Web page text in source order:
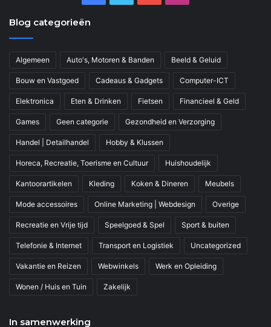
Blog categorieën
Algemeen Auto's, Motoren & Banden Beeld & Geluid
Bouw en Vastgoed Cadeaus & Gadgets Computer-ICT
Elektronica Eten & Drinken Fietsen Financieel & Geld
Games Geen categorie Gezondheid en Verzorging
Handel | Detailhandel Hobby & Klussen
Horeca, Recreatie, Toerisme en Cultuur Huishoudelijk
Kantoorartikelen Kleding Koken & Dineren Meubels
Mode accessoires Online Marketing | Webdesign Overige
Recreatie en Vrije tijd Speelgoed & Spel Sport & buiten
Telefonie & Internet Transport en Logistiek Uncategorized
Vakantie en Reizen Webwinkels Werk en Opleiding
Wonen / Huis en Tuin Zakelijk
In samenwerking